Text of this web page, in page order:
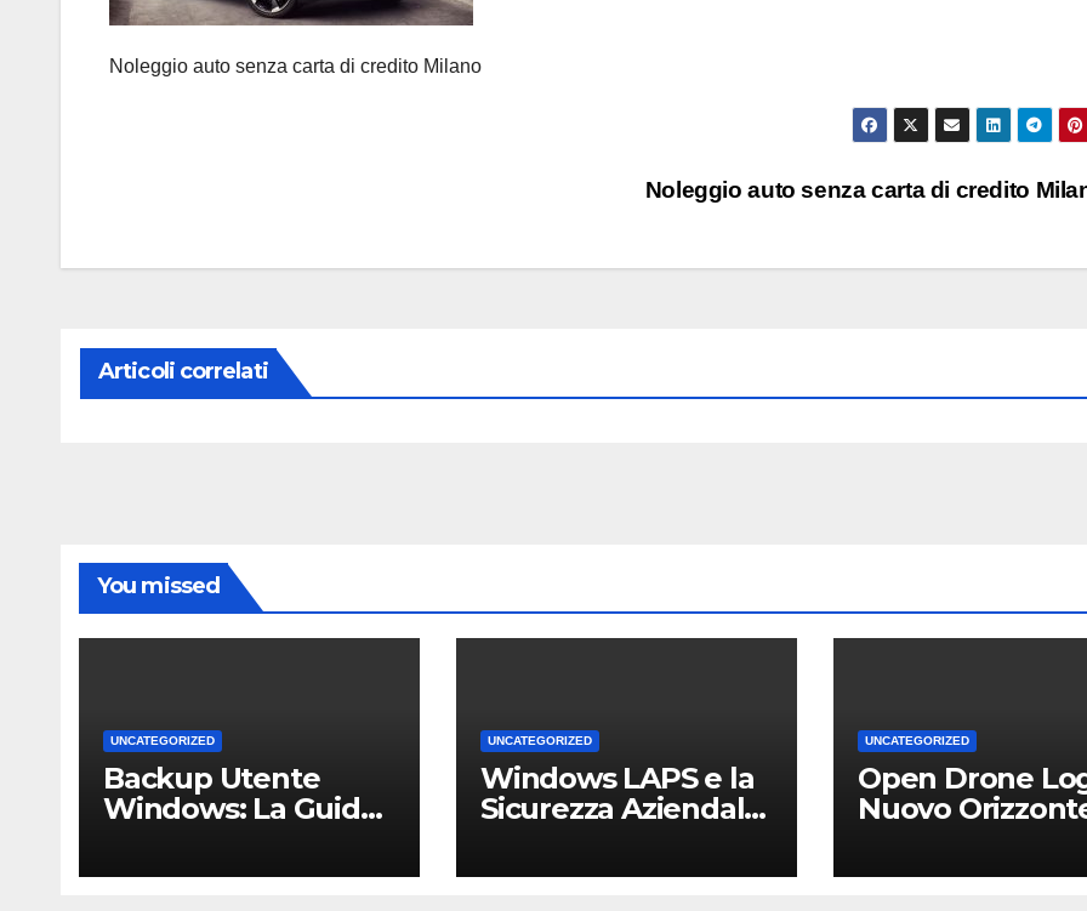
Noleggio auto senza carta di credito Milano
Noleggio auto senza carta di credito
Articoli correlati
You missed
UNCATEGORIZED
Backup Utente
Windows: La Guida
Perdere i Tuoi Dati
UNCATEGORIZED
Windows LAPS e la
Sicurezza Aziendale:
Competitivo per le
UNCATEGORIZED
Open Drone
Nuovo
Professionisti